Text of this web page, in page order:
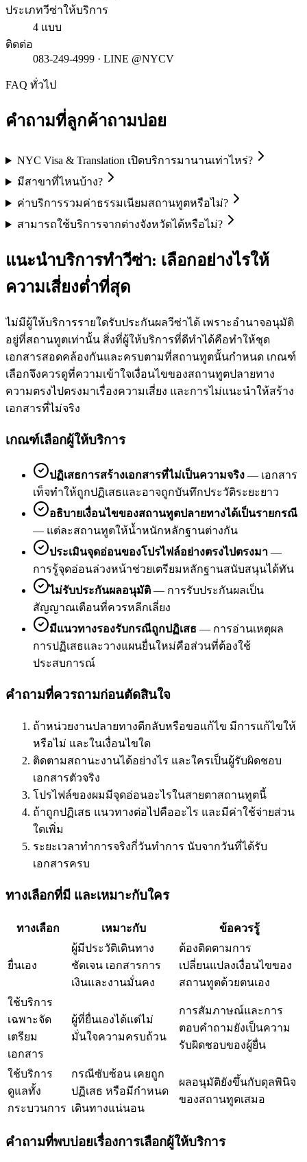
ประเภทวีซ่าให้บริการ
4 แบบ
ติดต่อ
083-249-4999 · LINE @NYCV
FAQ ทั่วไป
คำถามที่ลูกค้าถามบ่อย
NYC Visa & Translation เปิดบริการมานานเท่าไหร่?
มีสาขาที่ไหนบ้าง?
ค่าบริการรวมค่าธรรมเนียมสถานทูตหรือไม่?
สามารถใช้บริการจากต่างจังหวัดได้หรือไม่?
แนะนำบริการทำวีซ่า: เลือกอย่างไรให้
ความเสี่ยงต่ำที่สุด
ไม่มีผู้ให้บริการรายใดรับประกันผลวีซ่าได้ เพราะอำนาจอนุมัติ
อยู่ที่สถานทูตเท่านั้น สิ่งที่ผู้ให้บริการที่ดีทำได้คือทำให้ชุด
เอกสารสอดคล้องกันและครบตามที่สถานทูตนั้นกำหนด เกณฑ์
เลือกจึงควรดูที่ความเข้าใจเงื่อนไขของสถานทูตปลายทาง
ความตรงไปตรงมาเรื่องความเสี่ยง และการไม่แนะนำให้สร้าง
เอกสารที่ไม่จริง
เกณฑ์เลือกผู้ให้บริการ
ปฏิเสธการสร้างเอกสารที่ไม่เป็นความจริง — เอกสาร
เท็จทำให้ถูกปฏิเสธและอาจถูกบันทึกประวัติระยะยาว
อธิบายเงื่อนไขของสถานทูตปลายทางได้เป็นรายกรณี
— แต่ละสถานทูตให้น้ำหนักหลักฐานต่างกัน
ประเมินจุดอ่อนของโปรไฟล์อย่างตรงไปตรงมา —
การรู้จุดอ่อนล่วงหน้าช่วยเตรียมหลักฐานสนับสนุนได้ทัน
ไม่รับประกันผลอนุมัติ — การรับประกันผลเป็น
สัญญาณเตือนที่ควรหลีกเลี่ยง
มีแนวทางรองรับกรณีถูกปฏิเสธ — การอ่านเหตุผล
การปฏิเสธและวางแผนยื่นใหม่คือส่วนที่ต้องใช้
ประสบการณ์
คำถามที่ควรถามก่อนตัดสินใจ
ถ้าหน่วยงานปลายทางตีกลับหรือขอแก้ไข มีการแก้ไขให้
หรือไม่ และในเงื่อนไขใด
ติดตามสถานะงานได้อย่างไร และใครเป็นผู้รับผิดชอบ
เอกสารตัวจริง
โปรไฟล์ของผมมีจุดอ่อนอะไรในสายตาสถานทูตนี้
ถ้าถูกปฏิเสธ แนวทางต่อไปคืออะไร และมีค่าใช้จ่ายส่วน
ใดเพิ่ม
ระยะเวลาทำการจริงกี่วันทำการ นับจากวันที่ได้รับ
เอกสารครบ
ทางเลือกที่มี และเหมาะกับใคร
ทางเลือก เหมาะกับ ข้อควรรู้
ยื่นเอง
ผู้มีประวัติเดินทาง
ชัดเจน เอกสารการ
เงินและงานมั่นคง
ต้องติดตามการ
เปลี่ยนแปลงเงื่อนไขของ
สถานทูตด้วยตนเอง
ใช้บริการ
เฉพาะจัด
เตรียม
เอกสาร
ผู้ที่ยื่นเองได้แต่ไม่
มั่นใจความครบถ้วน
การสัมภาษณ์และการ
ตอบคำถามยังเป็นความ
รับผิดชอบของผู้ยื่น
ใช้บริการ
ดูแลทั้ง
กระบวนการ
กรณีซับซ้อน เคยถูก
ปฏิเสธ หรือมีกำหนด
เดินทางแน่นอน
ผลอนุมัติยังขึ้นกับดุลพินิจ
ของสถานทูตเสมอ
คำถามที่พบบ่อยเรื่องการเลือกผู้ให้บริการ